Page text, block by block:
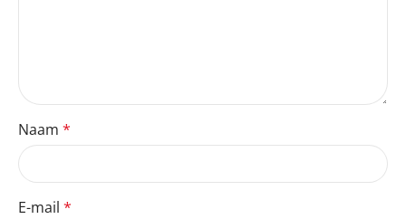
Naam *
E-mail *